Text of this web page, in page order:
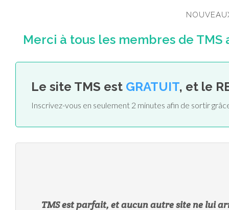
Merci à tous les membres de
Le site TMS est GRATUIT, et le
Inscrivez-vous en seulement 2 minutes afin de sortir
TMS est parfait, et aucun autre site ne lui